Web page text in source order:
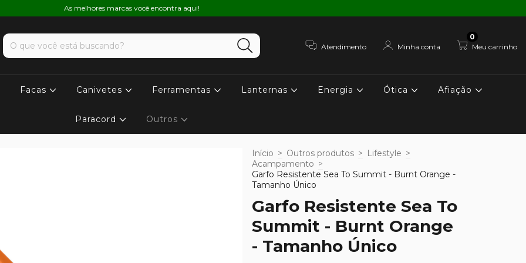
As melhores marcas você encontra aqui!
Atendimento Minha conta Meu carrinho
0
Facas Canivetes Ferramentas Lanternas Energia Ótica Afiação
Paracord Outros
Início > Outros produtos > Lifestyle >
Acampamento >
Garfo Resistente Sea To Summit - Burnt Orange -
Tamanho Único
Garfo Resistente Sea To
Summit - Burnt Orange
- Tamanho Único